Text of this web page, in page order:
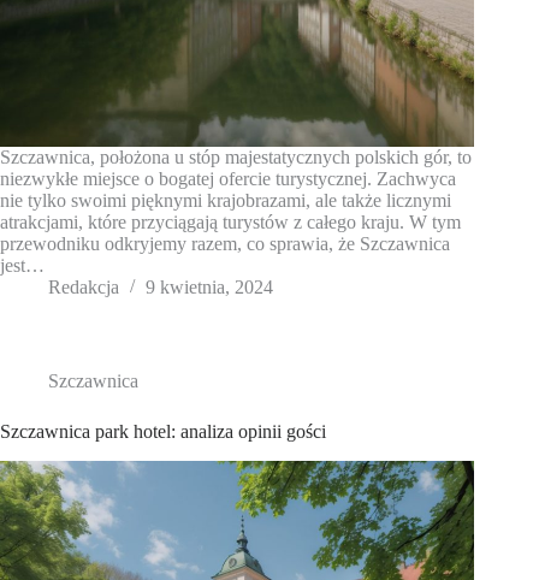
Szczawnica, położona u stóp majestatycznych polskich gór, to
niezwykłe miejsce o bogatej ofercie turystycznej. Zachwyca
nie tylko swoimi pięknymi krajobrazami, ale także licznymi
atrakcjami, które przyciągają turystów z całego kraju. W tym
przewodniku odkryjemy razem, co sprawia, że Szczawnica
jest…
Redakcja
9 kwietnia, 2024
Szczawnica
Szczawnica park hotel: analiza opinii gości